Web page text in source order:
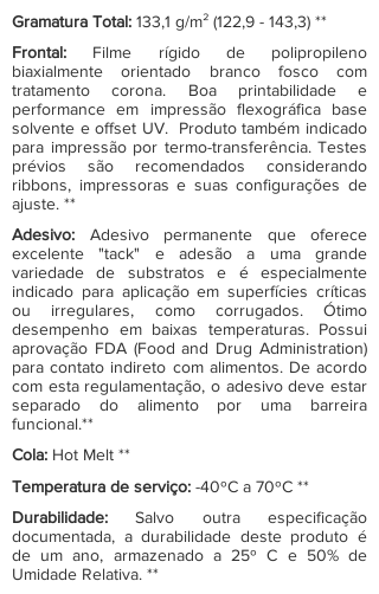
Gramatura Total: 133,1 g/m² (122,9 - 143,3) **
Frontal: Filme rígido de polipropileno
biaxialmente orientado branco fosco com
tratamento corona. Boa printabilidade e
performance em impressão flexográfica base
solvente e offset UV. Produto também indicado
para impressão por termo-transferência. Testes
prévios são recomendados considerando
ribbons, impressoras e suas configurações de
ajuste. **
Adesivo: Adesivo permanente que oferece
excelente "tack" e adesão a uma grande
variedade de substratos e é especialmente
indicado para aplicação em superfícies críticas
ou irregulares, como corrugados. Ótimo
desempenho em baixas temperaturas. Possui
aprovação FDA (Food and Drug Administration)
para contato indireto com alimentos. De acordo
com esta regulamentação, o adesivo deve estar
separado do alimento por uma barreira
funcional.**
Cola: Hot Melt **
Temperatura de serviço: -40ºC a 70ºC **
Durabilidade:Salvo outra especificação
documentada, a durabilidade deste produto é
de um ano, armazenado a 25º C e 50% de
Umidade Relativa. **